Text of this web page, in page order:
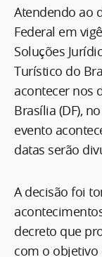
Atendendo ao
Federal em
Soluções
Turístico do
acontecer nos
Brasília (DF),
evento
datas serão
A decisão foi
decreto que
com o objetivo